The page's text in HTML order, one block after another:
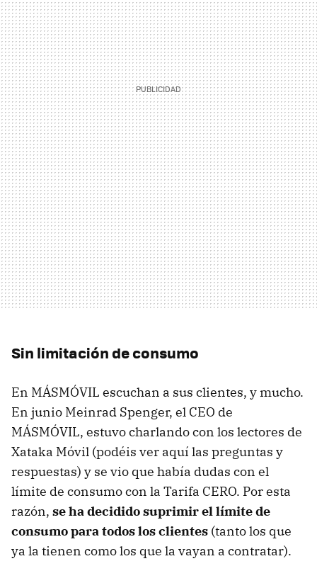
Sin limitación de consumo
En MÁSMÓVIL escuchan a sus clientes, y mucho.
En junio Meinrad Spenger, el CEO de
MÁSMÓVIL, estuvo charlando con los lectores de
Xataka Móvil (podéis ver aquí las preguntas y
respuestas) y se vio que había dudas con el
límite de consumo con la Tarifa CERO. Por esta
razón, se ha decidido suprimir el límite de
consumo para todos los clientes (tanto los que
ya la tienen como los que la vayan a contratar).